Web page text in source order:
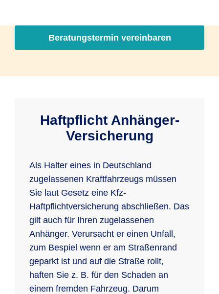
Beratungstermin vereinbaren
Haftpflicht Anhänger-
Versicherung
Als Halter eines in Deutschland
zugelassenen Kraftfahrzeugs müssen
Sie laut Gesetz eine Kfz-
Haftpflichtversicherung abschließen. Das
gilt auch für Ihren zugelassenen
Anhänger. Verursacht er einen Unfall,
zum Bespiel wenn er am Straßenrand
geparkt ist und auf die Straße rollt,
haften Sie z. B. für den Schaden an
einem fremden Fahrzeug. Darum